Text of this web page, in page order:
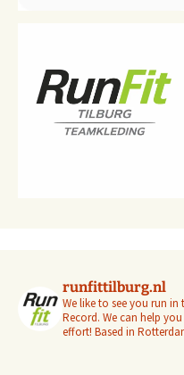
runfittilburg.nl
We like to see you run
Record. We can help
effort! Based in